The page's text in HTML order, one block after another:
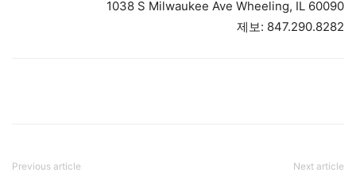
1038 S Milwaukee Ave Wheeling, IL 60090
제보: 847.290.8282
Previous article Next article